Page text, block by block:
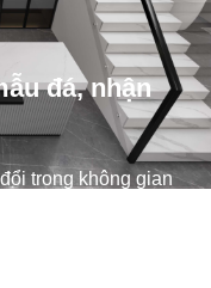
đá, nhận
trong không gian